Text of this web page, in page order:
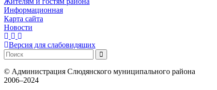
Информационная
Карта сайта
Новости
Версия для слабовидящих
© Администрация Слюдянского муниципального района
2006–2024